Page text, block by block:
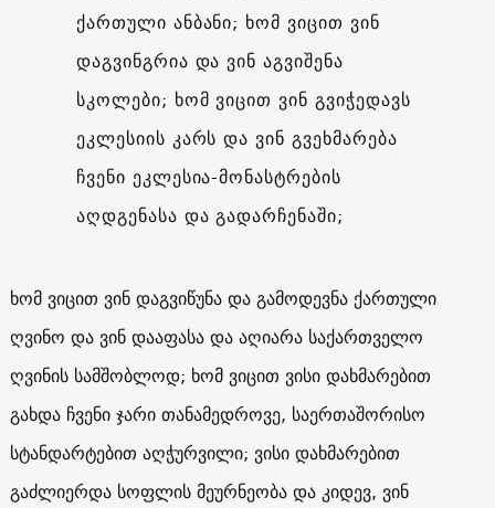
ქართული ანბანი; ხომ ვიცით ვინ
დაგვინგრია და ვინ აგვიშენა
სკოლები; ხომ ვიცით ვინ გვიჭედავს
ეკლესიის კარს და ვინ გვეხმარება
ჩვენი ეკლესია-მონასტრების
აღდგენასა და გადარჩენაში;
ხომ ვიცით ვინ დაგვიწუნა და გამოდევნა ქართული
ღვინო და ვინ დააფასა და აღიარა საქართველო
ღვინის სამშობლოდ; ხომ ვიცით ვისი დახმარებით
გახდა ჩვენი ჯარი თანამედროვე, საერთაშორისო
სტანდარტებით აღჭურვილი; ვისი დახმარებით
გაძლიერდა სოფლის მეურნეობა და კიდევ, ვინ